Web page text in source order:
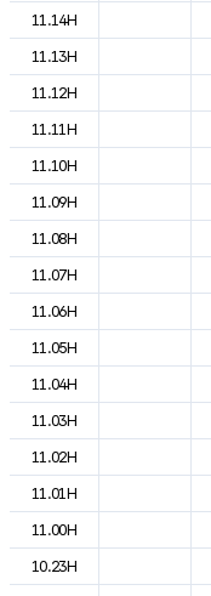
11.14H
11.13H
11.12H
11.11H
11.10H
11.09H
11.08H
11.07H
11.06H
11.05H
11.04H
11.03H
11.02H
11.01H
11.00H
10.23H